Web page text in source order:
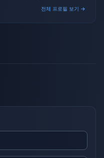
전체 프로필 보기 →